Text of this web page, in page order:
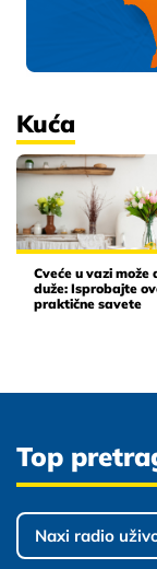
Kuća
Cveće u vazi može
duže: Isprobajte
praktične savete
Top
Naxi radio